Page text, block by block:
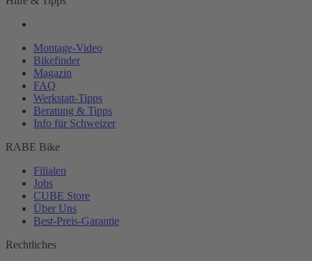
Montage-Video
Bikefinder
Magazin
FAQ
Werkstatt-Tipps
Beratung & Tipps
Info für Schweizer
RABE Bike
Filialen
Jobs
CUBE Store
Über Uns
Best-Preis-Garantie
Rechtliches